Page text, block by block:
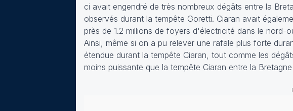
ci avait engendré de très nombreux dégâts entre la
observés durant la tempête Goretti. Ciaran avait
près de 1.2 millions de foyers d'électricité dans le nord-
Ainsi, même si on a pu relever une rafale plus forte
étendue durant la tempête Ciaran, tout comme les
moins puissante que la tempête Ciaran entre la